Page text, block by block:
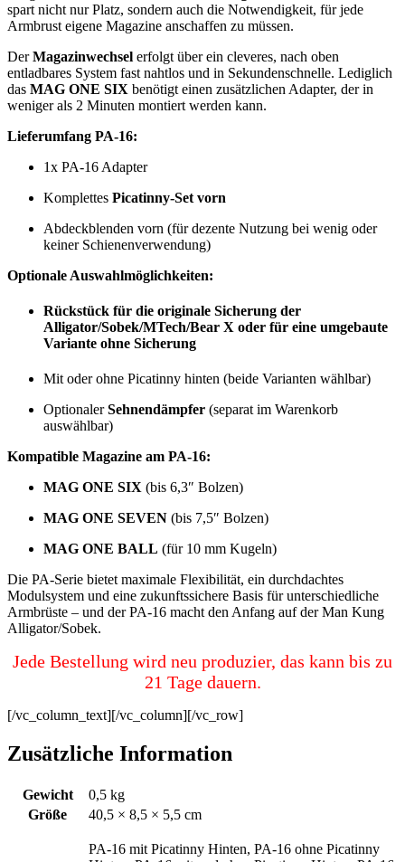
spart nicht nur Platz, sondern auch die Notwendigkeit, für jede
Armbrust eigene Magazine anschaffen zu müssen.
DerMagazinwechsel erfolgt über ein cleveres, nach oben
entladbares System fast nahtlos und in Sekundenschnelle. Lediglich
das MAG ONE SIX benötigt einen zusätzlichen Adapter, der in
weniger als 2 Minuten montiert werden kann.
Lieferumfang PA-16:
1x PA-16 Adapter
Komplettes Picatinny-Set vorn
Abdeckblenden vorn (für dezente Nutzung bei wenig oder
keiner Schienenverwendung)
Optionale Auswahlmöglichkeiten:
Rückstück für die originale Sicherung der
Alligator/Sobek/MTech/Bear X oder für eine umgebaute
Variante ohne Sicherung
Mit oder ohne Picatinny hinten (beide Varianten wählbar)
OptionalerSehnendämpfer (separat im Warenkorb
auswählbar)
Kompatible Magazine am PA-16:
MAG ONE SIX (bis 6,3″ Bolzen)
MAG ONE SEVEN (bis 7,5″ Bolzen)
MAG ONE BALL (für 10 mm Kugeln)
Die PA-Serie bietet maximale Flexibilität, ein durchdachtes
Modulsystem und eine zukunftssichere Basis für unterschiedliche
Armbrüste – und der PA-16 macht den Anfang auf der Man Kung
Alligator/Sobek.
Jede Bestellung wird neu produzier, das kann bis zu
21 Tage dauern.
[/vc_column_text][/vc_column][/vc_row]
Zusätzliche Information
Gewicht
0,5 kg
Größe
40,5 × 8,5 × 5,5 cm
PA-16 mit Picatinny Hinten, PA-16 ohne Picatinny